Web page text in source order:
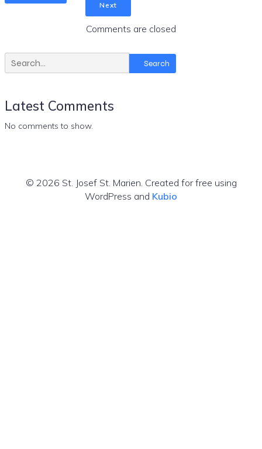
Next
Comments are closed
Search
Latest Comments
No comments to show.
© 2026 St. Josef St. Marien. Created for free using
WordPress and Kubio